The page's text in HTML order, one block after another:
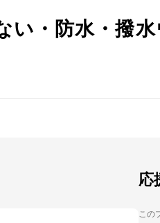
い・防水・撥
応
この